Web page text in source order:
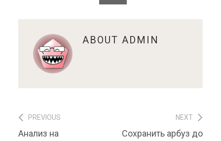
ABOUTADMIN
Навигация по записям
PREVIOUS
Previous post:
Анализ на
NEXT
Next post:
Сохранить арбуз до